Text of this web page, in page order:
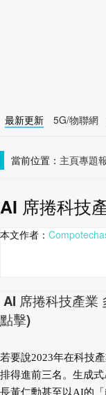
最新更新 5G/物聯網
當前位置： 主頁專題
AI 席捲科技
本文作者：
AI 席捲科技產
點擊)
若要說2023年在科技產
排得進前三名。 生成
長黃仁勳甚至以AI的「